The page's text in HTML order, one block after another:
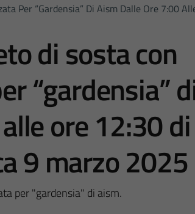
Per “gardensia” Di Aism Dalle Ore 7:00
di sosta con
“gardensia”
ore 12:30 di
9 marzo 2025
per "gardensia" di aism.